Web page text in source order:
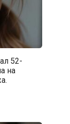
52-
на